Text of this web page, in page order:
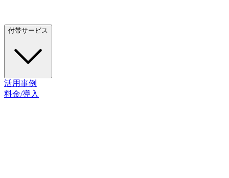
付帯サービス
活用事例
料金/導入